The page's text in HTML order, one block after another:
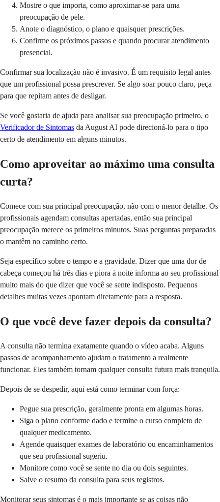
Mostre o que importa, como aproximar-se para uma
preocupação de pele.
Anote o diagnóstico, o plano e quaisquer prescrições.
Confirme os próximos passos e quando procurar atendimento
presencial.
Confirmar sua localização não é invasivo. É um requisito legal antes
que um profissional possa prescrever. Se algo soar pouco claro, peça
para que repitam antes de desligar.
Se você gostaria de ajuda para analisar sua preocupação primeiro, o
Verificador de Sintomas da August AI pode direcioná-lo para o tipo
certo de atendimento em alguns minutos.
Como aproveitar ao máximo uma consulta
curta?
Comece com sua principal preocupação, não com o menor detalhe. Os
profissionais agendam consultas apertadas, então sua principal
preocupação merece os primeiros minutos. Suas perguntas preparadas
o mantêm no caminho certo.
Seja específico sobre o tempo e a gravidade. Dizer que uma dor de
cabeça começou há três dias e piora à noite informa ao seu profissional
muito mais do que dizer que você se sente indisposto. Pequenos
detalhes muitas vezes apontam diretamente para a resposta.
O que você deve fazer depois da consulta?
A consulta não termina exatamente quando o vídeo acaba. Alguns
passos de acompanhamento ajudam o tratamento a realmente
funcionar. Eles também tornam qualquer consulta futura mais tranquila.
Depois de se despedir, aqui está como terminar com força:
Pegue sua prescrição, geralmente pronta em algumas horas.
Siga o plano conforme dado e termine o curso completo de
qualquer medicamento.
Agende quaisquer exames de laboratório ou encaminhamentos
que seu profissional sugeriu.
Monitore como você se sente no dia ou dois seguintes.
Salve o resumo da consulta para seus registros.
Monitorar seus sintomas é o mais importante se as coisas não